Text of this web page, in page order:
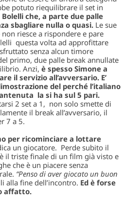
potuto riequilibrare il set in
che, a parte due palle
sbagliare nulla o quasi.Le sue
riesce a rispondere e pare
questa volta ad approfittare
senza alcun timore
primo, due palle break annullate
Anzi, è spesso Simone a
il servizio all’avversario. E’
del perché l’italiano
la si ha sul 5 pari.
2 set a 1, non solo smette di
il break all’avversario, il
7 a 5.
per ricominciare a lottare
un giocatore. Perde subito il
il triste finale di un film già visto e
che è un piacere senza
“Penso di aver giocato un buon
alla fine dell’incontro. Ed è forse
affatto.